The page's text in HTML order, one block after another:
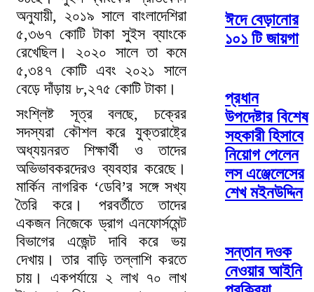
অনুযায়ী, ২০১৯ সালে বাংলাদেশিরা
৫,৩৬৭ কোটি টাকা সুইস ব্যাংকে
রেখেছিল। ২০২০ সালে তা কমে
৫,৩৪৭ কোটি এবং ২০২১ সালে
বেড়ে দাঁড়ায় ৮,২৭৫ কোটি টাকা।
সংশ্লিষ্ট সূত্র বলছে, চক্রের
সদস্যরা কৌশল করে যুক্তরাষ্ট্রে
অধ্যয়নরত শিক্ষার্থী ও তাদের
অভিভাবকরদেরও ব্যবহার করেছে।
মার্কিন নাগরিক ‘ডেবি’র সঙ্গে সখ্য
তৈরি করে। পরবর্তীতে তাদের
একজন নিজেকে ড্রাগ এনফোর্সমেন্ট
বিভাগের এজেন্ট দাবি করে ভয়
দেখায়। তার বাড়ি তল্লাশি করতে
চায়। একপর্যায়ে ২ লাখ ৭০ লাখ
ঈদে বেড়ানোর
১০১ টি জায়গা
প্রধান
উপদেষ্টার বিশেষ
সহকারী হিসাবে
নিয়োগ পেলেন
লস এঞ্জেলেসের
শেখ মইনউদ্দিন
সন্তান দওক
নেওয়ার আইনি